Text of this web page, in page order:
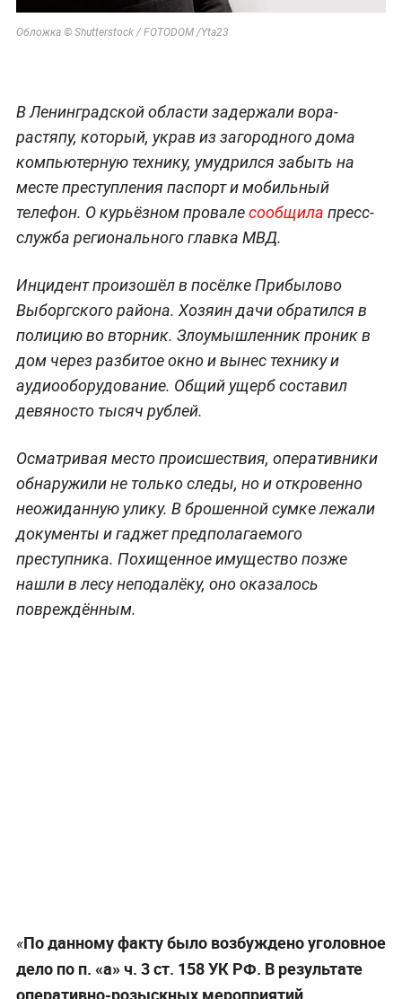
Обложка © Shutterstock / FOTODOM /Yta23
В Ленинградской области задержали вора-
растяпу, который, украв из загородного дома
компьютерную технику, умудрился забыть на
месте преступления паспорт и мобильный
телефон. О курьёзном провалесообщила пресс-
служба регионального главка МВД.
Инцидент произошёл в посёлке Прибылово
Выборгского района. Хозяин дачи обратился в
полицию во вторник. Злоумышленник проник в
дом через разбитое окно и вынес технику и
аудиооборудование. Общий ущерб составил
девяносто тысяч рублей.
Осматривая место происшествия, оперативники
обнаружили не только следы, но и откровенно
неожиданную улику. В брошенной сумке лежали
документы и гаджет предполагаемого
преступника. Похищенное имущество позже
нашли в лесу неподалёку, оно оказалось
повреждённым.
«По данному факту было возбуждено уголовное
дело по п. «а» ч. 3 ст. 158 УК РФ. В результате
оперативно-розыскных мероприятий